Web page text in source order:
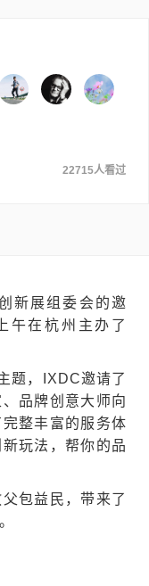
22715人看过
新展组委会的邀
午在杭州主办了
题，IXDC邀请了
品牌创意大师向
整丰富的服务体
玩法，帮你的品
包益民，带来了